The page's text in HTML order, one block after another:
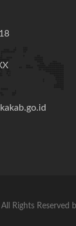
Rights Reserved